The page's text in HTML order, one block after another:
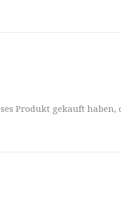
Produkt gekauft haben,